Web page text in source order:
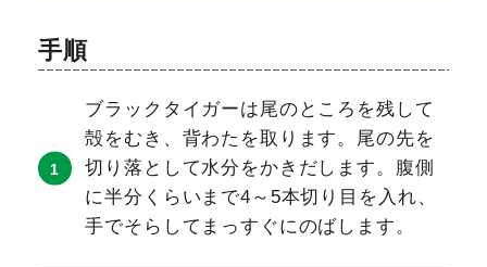
手順
ブラックタイガーは尾のところを残して
殻をむき、背わたを取ります。尾の先を
切り落として水分をかきだします。腹側
に半分くらいまで4～5本切り目を入れ、
手でそらしてまっすぐにのばします。